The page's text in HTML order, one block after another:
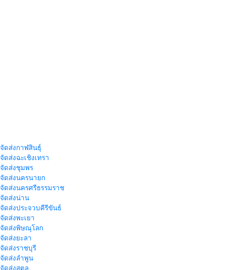
ดส่งกาฬสินธุ์
ดส่งฉะเชิงเทรา
ดส่งชุมพร
ดส่งนครนายก
ดส่งนครศรีธรรมราช
ดส่งน่าน
ดส่งประจวบคีรีขันธ์
ดส่งพะเยา
ดส่งพิษณุโลก
ดส่งยะลา
ดส่งราชบุรี
ดส่งลำพูน
ดส่งสตูล